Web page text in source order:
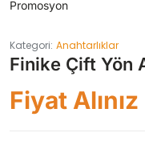
Kategori: Anahtarlıklar
Finike Çift Yön
Fiyat Alınız